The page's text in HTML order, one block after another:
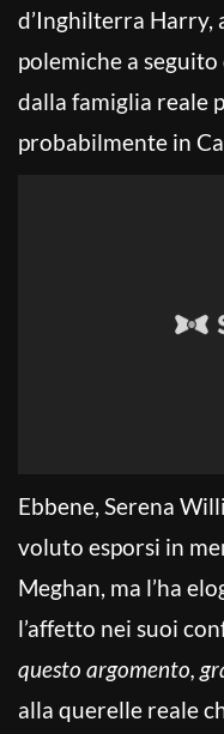
d’Inghilterra Harry,
polemiche a
dalla famiglia reale
probabilmente in
Ebbene, Serena
voluto esporsi in
Meghan, ma l’ha
l’affetto nei suoi
questo argomento,
alla querelle reale